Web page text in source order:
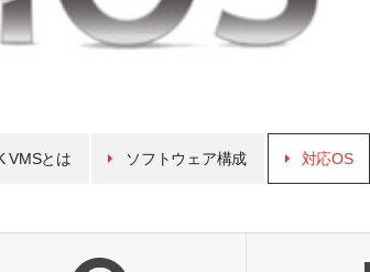
VMSとは ソフトウェア構成 対応OS